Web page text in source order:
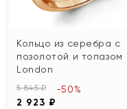
Кольцо из серебра с
позолотой и топазом
London
5 845 ₽
2 923 ₽
-50%